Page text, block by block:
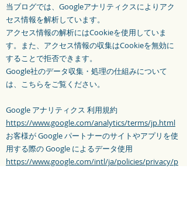
当ブログでは、Googleアナリティクスによりアク
セス情報を解析しています。
アクセス情報の解析にはCookieを使用していま
す。また、アクセス情報の収集はCookieを無効に
することで拒否できます。
Google社のデータ収集・処理の仕組みについて
は、こちらをご覧ください。
Google アナリティクス 利用規約
https://www.google.com/analytics/terms/jp.html
お客様が Google パートナーのサイトやアプリを使
用する際の Google によるデータ使用
https://www.google.com/intl/ja/policies/privacy/p